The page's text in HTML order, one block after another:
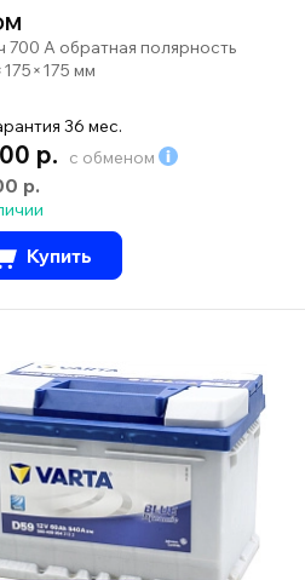
700 А обратная полярность
мм
36 мес.
р. с обменом
р.
Купить